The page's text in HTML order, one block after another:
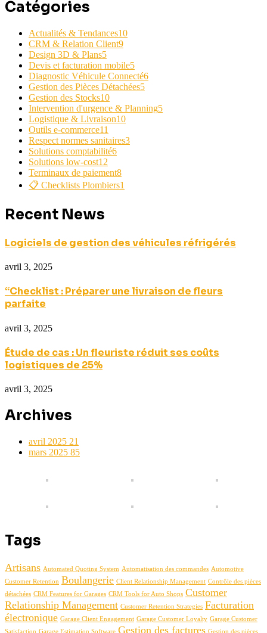
Catégories
Actualités & Tendances10
CRM & Relation Client9
Design 3D & Plans5
Devis et facturation mobile5
Diagnostic Véhicule Connecté6
Gestion des Pièces Détachées5
Gestion des Stocks10
Intervention d'urgence & Planning5
Logistique & Livraison10
Outils e-commerce11
Respect normes sanitaires3
Solutions comptabilité6
Solutions low-cost12
Terminaux de paiement8
📋 Checklists Plombiers1
Recent News
Logiciels de gestion des véhicules réfrigérés
avril 3, 2025
“Checklist : Préparer une livraison de fleurs
parfaite
avril 3, 2025
Étude de cas : Un fleuriste réduit ses coûts
logistiques de 25%
avril 3, 2025
Archives
avril 2025 21
mars 2025 85
Tags
Artisans Automated Quoting System Automatisation des commandes Automotive
Customer Retention Boulangerie Client Relationship Management Contrôle des pièces
détachées CRM Features for Garages CRM Tools for Auto Shops Customer
Relationship Management Customer Retention Strategies Facturation
électronique Garage Client Engagement Garage Customer Loyalty Garage Customer
Satisfaction Garage Estimation Software Gestion des factures Gestion des pièces